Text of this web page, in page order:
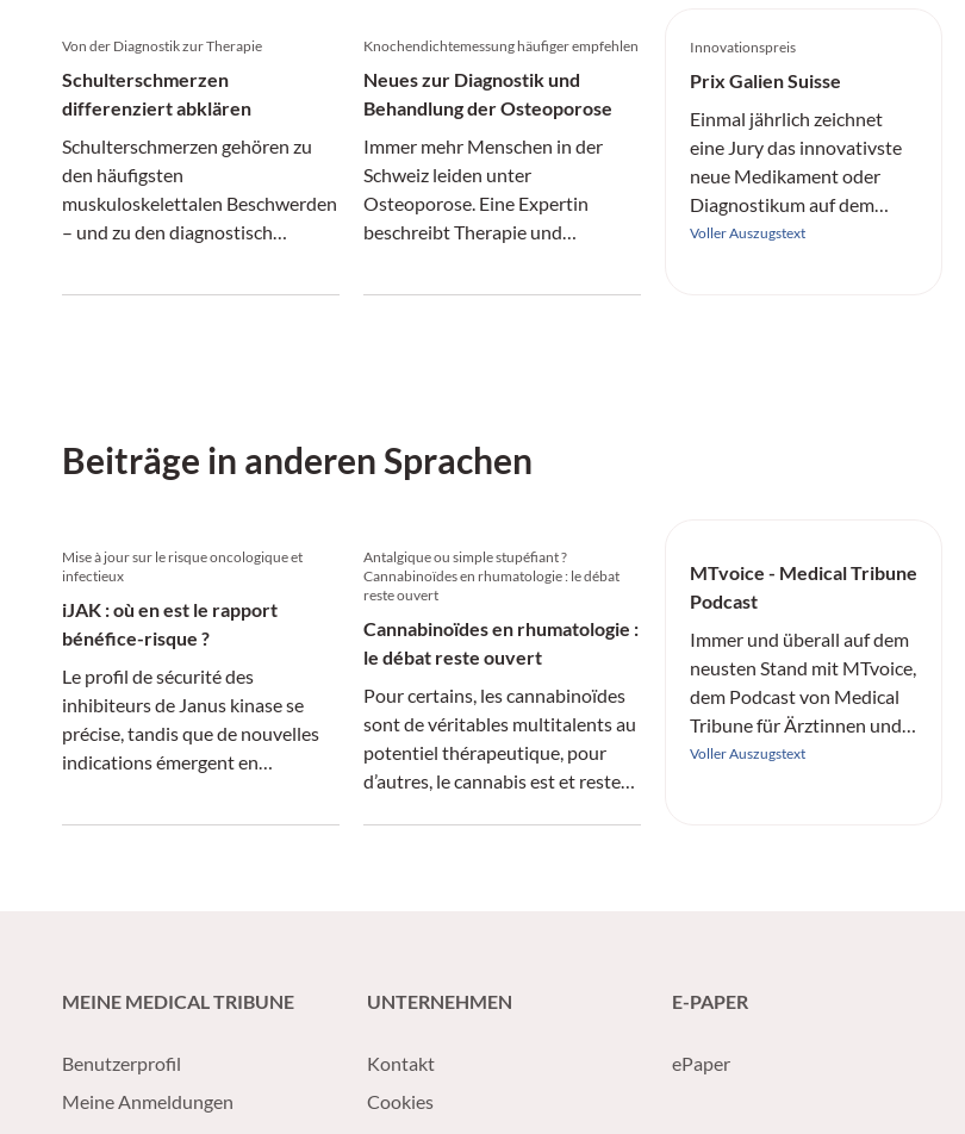
Von der Diagnostik zur Therapie
Schulterschmerzen
differenziert abklären
Schulterschmerzen gehören zu
den häufigsten
muskuloskelettalen Beschwerden
– und zu den diagnostisch
Knochendichtemessung häufiger empfehlen
Neues zur Diagnostik und
Behandlung der Osteoporose
Immer mehr Menschen in der
Schweiz leiden unter
Osteoporose. Eine Expertin
beschreibt Therapie und
Innovationspreis
Prix Galien Suisse
Einmal jährlich zeichnet
eine Jury das innovativste
neue Medikament oder
Diagnostikum auf dem
Schweizer Markt aus.
Voller Auszugstext
Beiträge in anderen Sprachen
Mise à jour sur le risque oncologique et
infectieux
iJAK : où en est le rapport
bénéfice-risque ?
Le profil de sécurité des
inhibiteurs de Janus kinase se
précise, tandis que de nouvelles
indications émergent en
Antalgique ou simple stupéfiant ?
Cannabinoïdes en rhumatologie : le débat
reste ouvert
Cannabinoïdes en rhumatologie :
le débat reste ouvert
Pour certains, les cannabinoïdes
sont de véritables multitalents au
potentiel thérapeutique, pour
d’autres, le cannabis est et reste
MTvoice - Medical Tribune
Podcast
Immer und überall auf dem
neusten Stand mit MTvoice,
dem Podcast von Medical
Tribune für Ärztinnen und
Ärzte.
Voller Auszugstext
MEINE MEDICAL TRIBUNE
Benutzerprofil
Meine Anmeldungen
UNTERNEHMEN
Kontakt
Cookies
E-PAPER
ePaper